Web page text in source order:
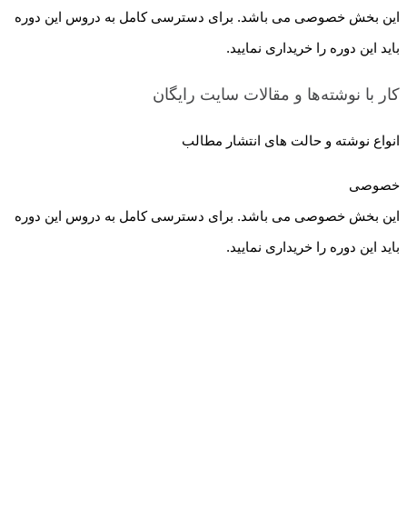
این بخش خصوصی می باشد. برای دسترسی کامل به دروس این دوره
باید این دوره را خریداری نمایید.
کار با نوشته‌ها و مقالات سایت رایگان
انواع نوشته و حالت های انتشار مطالب
خصوصی
این بخش خصوصی می باشد. برای دسترسی کامل به دروس این دوره
باید این دوره را خریداری نمایید.